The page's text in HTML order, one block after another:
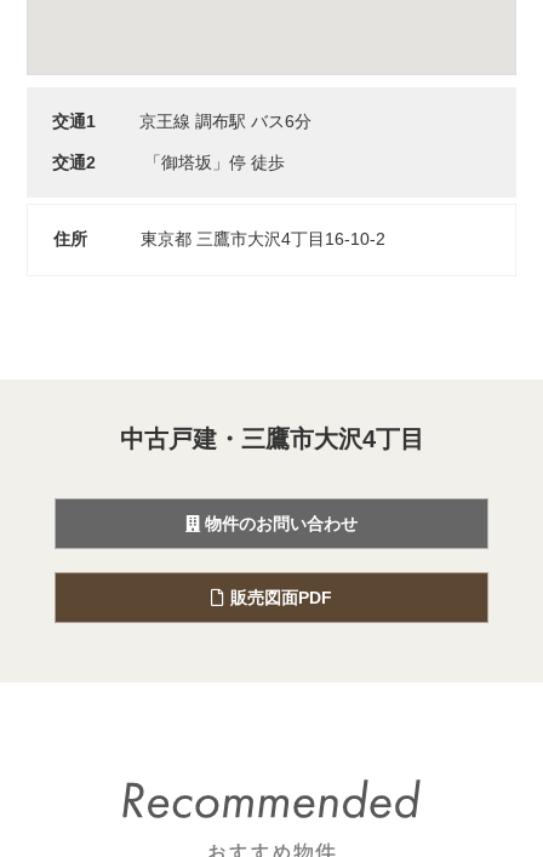
交通1 京王線 調布駅 バス6分
交通2 「御塔坂」停 徒歩
住所 東京都 三鷹市大沢4丁目16-10-2
中古戸建・三鷹市大沢4丁目
物件のお問い合わせ
販売図面PDF